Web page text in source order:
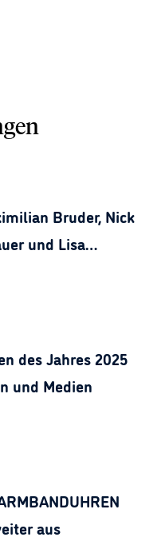
Bruder, Nick
und Lisa
des Jahres 2025
und Medien
aus